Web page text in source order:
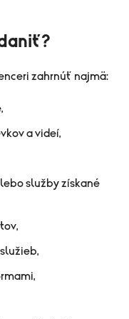
zahrnúť najmä:
a videí,
služby získané